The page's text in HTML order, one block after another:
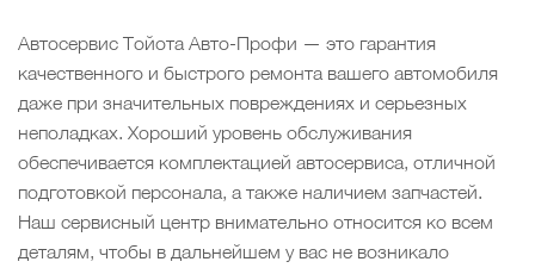
Автосервис Тойота Авто-Профи — это гарантия
качественного и быстрого ремонта вашего автомобиля
даже при значительных повреждениях и серьезных
неполадках. Хороший уровень обслуживания
обеспечивается комплектацией автосервиса, отличной
подготовкой персонала, а также наличием запчастей.
Наш сервисный центр внимательно относится ко всем
деталям, чтобы в дальнейшем у вас не возникало